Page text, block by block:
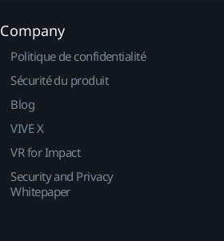
Company
Politique de confidentialité
Sécurité du produit
Blog
VIVE X
VR for Impact
Security and Privacy
Whitepaper